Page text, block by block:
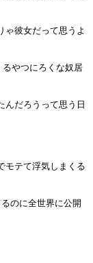
ゃ彼女だって思うよ
るやつにろくな奴居
んだろうって思う日
モテて浮気しまくる
のに全世界に公開